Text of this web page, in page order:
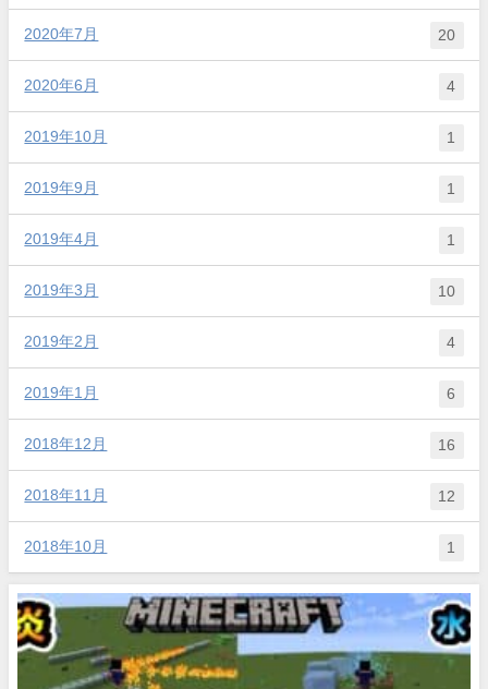
2020年7月 20
2020年6月 4
2019年10月 1
2019年9月 1
2019年4月 1
2019年3月 10
2019年2月 4
2019年1月 6
2018年12月 16
2018年11月 12
2018年10月 1